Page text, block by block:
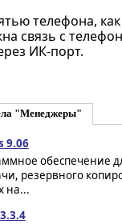
телефона,
связь с
ИК-порт.
"Менеджеры"
9.06
обеспечение
резервного
на...